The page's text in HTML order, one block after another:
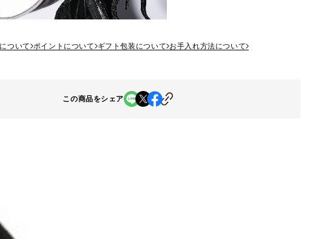
ついて ポイントについて ギフト包装について お手入れ方法について
この商品をシェア